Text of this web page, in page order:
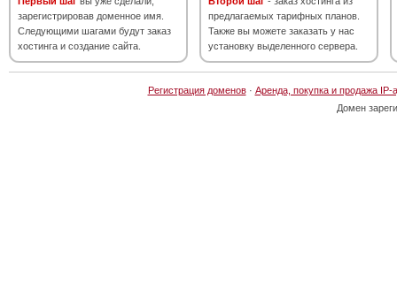
зарегистрировав доменное имя.
Следующими шагами будут заказ
хостинга и создание сайта.
предлагаемых тарифных планов.
Также вы можете заказать у нас
установку выделенного сервера.
Регистрация доменов· Аренда, покупка и продажа IP-
Домен